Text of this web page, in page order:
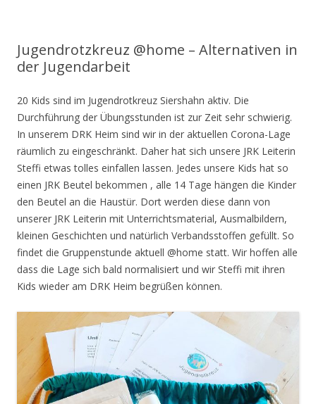
Jugendrotzkreuz @home – Alternativen in
der Jugendarbeit
20 Kids sind im Jugendrotkreuz Siershahn aktiv. Die
Durchführung der Übungsstunden ist zur Zeit sehr schwierig.
In unserem DRK Heim sind wir in der aktuellen Corona-Lage
räumlich zu eingeschränkt. Daher hat sich unsere JRK Leiterin
Steffi etwas tolles einfallen lassen. Jedes unsere Kids hat so
einen JRK Beutel bekommen , alle 14 Tage hängen die Kinder
den Beutel an die Haustür. Dort werden diese dann von
unserer JRK Leiterin mit Unterrichtsmaterial, Ausmalbildern,
kleinen Geschichten und natürlich Verbandsstoffen gefüllt. So
findet die Gruppenstunde aktuell @home statt. Wir hoffen alle
dass die Lage sich bald normalisiert und wir Steffi mit ihren
Kids wieder am DRK Heim begrüßen können.